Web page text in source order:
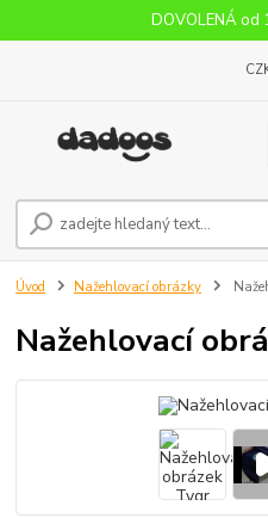
DOVOLENÁ od
Úvod Nažehlovací obrázky
Nažehlovací